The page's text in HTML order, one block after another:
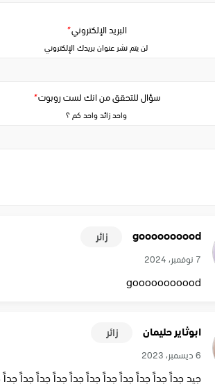
سؤال للتحقق من انك لست روبوت*
واحد زائد واحد كم ؟
البريد الإلكتروني*
لن يتم نشر عنوان بريدك الإلكتروني
goooooooood زائر
7 نوفمبر، 2024
gooooooooood
ابوثاير حليمان زائر
6 ديسمبر، 2023
جيد جداً جداً جداً جداً جداً جداً جداً جداً جداً جداً